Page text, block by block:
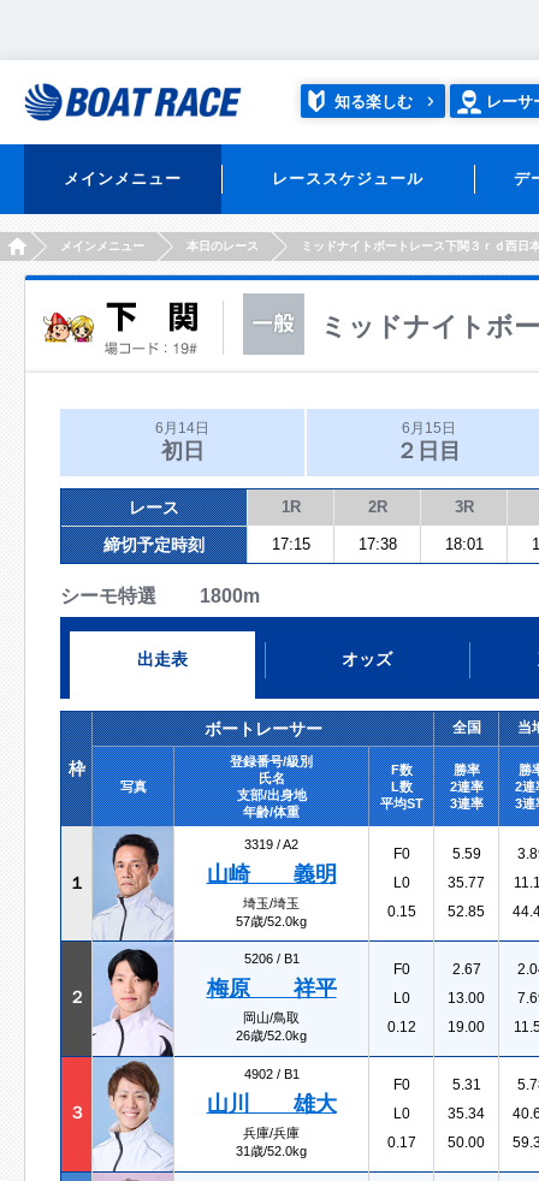
知る楽しむ レーサ
メインメニュー レーススケジュール デ
HOMEメインメニュー 本日のレース ミッドナイトボートレース下関３ｒｄ西日
ミッドナイトボ
6月14日
初日
6月15日
２日目
レース 1R 2R 3R
締切予定時刻 17:15 17:38 18:01
シーモ特選 1800m
出走表 オッズ
枠
ボートレーサー 全国 当
写真
登録番号/級別
氏名
支部/出身地
年齢/体重
F数
L数
平均ST
勝率
2連率
3連率
勝
2連
3連
１
3319 /A2
山崎 義明
埼玉/埼玉
57歳/52.0kg
F0
L0
0.15
5.59
35.77
52.85
２
5206 / B1
梅原 祥平
岡山/鳥取
26歳/52.0kg
F0
L0
0.12
2.67
13.00
19.00
３
4902 / B1
山川 雄大
兵庫/兵庫
31歳/52.0kg
F0
L0
0.17
5.31
35.34
50.00